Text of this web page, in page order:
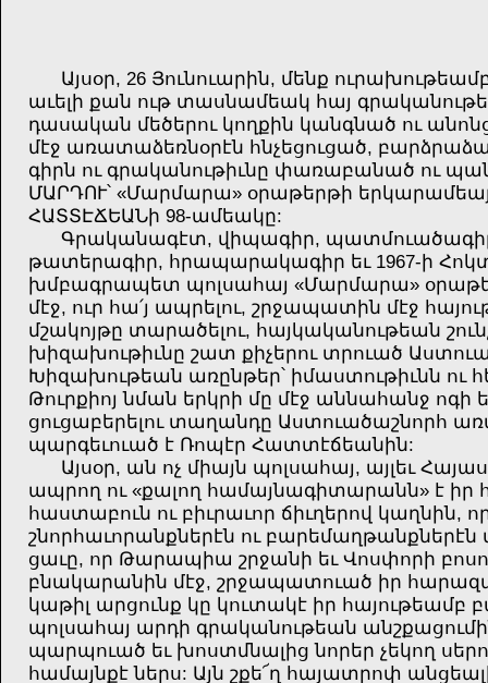
Այսօր, 26 Յունուարին, մենք
աւելի քան ութ տասնամեակ հայ
դասական մեծերու կողքին կանգնած ու անոնց
մէջ առատաձեռնօրէն հնչեցուցած,
գիրն ու գրականութիւնը փառաբանած ու
ՄԱՐԴՈՒ՝ «Մարմարա» օրաթերթի
ՀԱՏՏԷՃԵԱՆի 98-ամեակը:
Գրականագէտ, վիպագիր,
թատերագիր, հրապարակագիր եւ 1967- ի
խմբագրապետ պոլսահայ «Մարմարա»
մէջ, ուր հա՛յ ապրելու, շրջապատին մէջ
մշակոյթը տարածելու, հայկականութեան
խիզախութիւնը շատ քիչերու տրուած
Խիզախութեան առընթեր՝ իմաստութիւնն ու
Թուրքիոյ նման երկրի մը մէջ աննահանջ ոգի
ցուցաբերելու տաղանդը Աստուածաշնորհ
պարգեւուած է Ռոպէր Հատտէճեանին:
Այսօր, ան ոչ միայն պոլսահայ, այլեւ
ապրող ու «քալող համայնագիտարանն» է իր
հաստաբուն ու բիւրաւոր ճիւղերով կաղնին,
շնորհաւորանքներէն ու բարեմաղթանքներէն
ցաւը, որ Թարապիա շրջանի եւ Վոսփորի
բնակարանին մէջ, շրջապատուած իր
կաթիլ արցունք կը կուտակէ իր հայութեամբ
պոլսահայ արդի գրականութեան
պարպուած եւ խոստմնալից նորեր չեկող
համայնքէ ներս: Այն շքե՜ղ հայատրոփ